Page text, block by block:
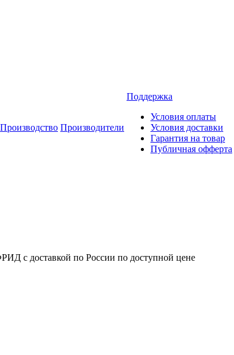
Производство Производители
Поддержка
Условия оплаты
Условия доставки
Гарантия на товар
Публичная офферта
с доставкой по России по доступной цене